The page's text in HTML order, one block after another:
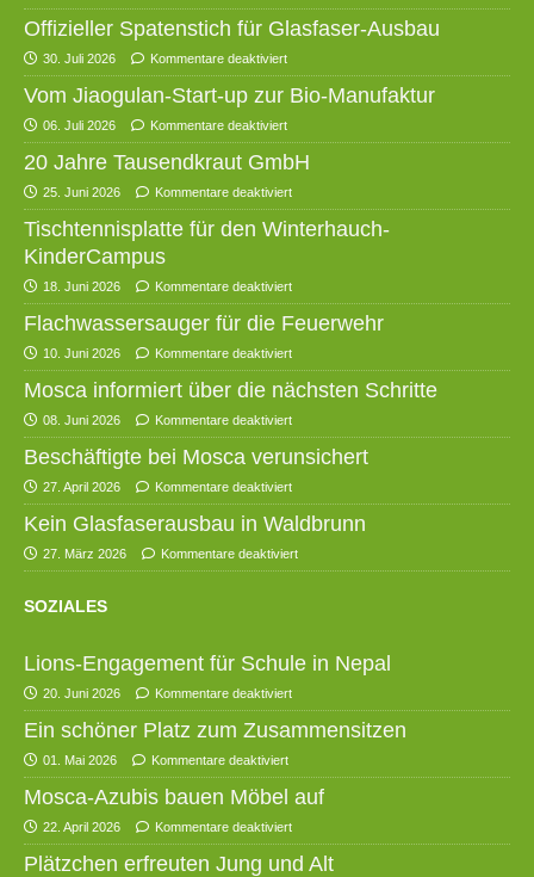
Offizieller Spatenstich für Glasfaser-Ausbau
30. Juli 2026 Kommentare deaktiviert
Vom Jiaogulan-Start-up zur Bio-Manufaktur
06. Juli 2026 Kommentare deaktiviert
20 Jahre Tausendkraut GmbH
25. Juni 2026 Kommentare deaktiviert
Tischtennisplatte für den Winterhauch-
KinderCampus
18. Juni 2026 Kommentare deaktiviert
Flachwassersauger für die Feuerwehr
10. Juni 2026 Kommentare deaktiviert
Mosca informiert über die nächsten Schritte
08. Juni 2026 Kommentare deaktiviert
Beschäftigte bei Mosca verunsichert
27. April 2026 Kommentare deaktiviert
Kein Glasfaserausbau in Waldbrunn
27. März 2026 Kommentare deaktiviert
SOZIALES
Lions-Engagement für Schule in Nepal
20. Juni 2026 Kommentare deaktiviert
Ein schöner Platz zum Zusammensitzen
01. Mai 2026 Kommentare deaktiviert
Mosca-Azubis bauen Möbel auf
22. April 2026 Kommentare deaktiviert
Plätzchen erfreuten Jung und Alt